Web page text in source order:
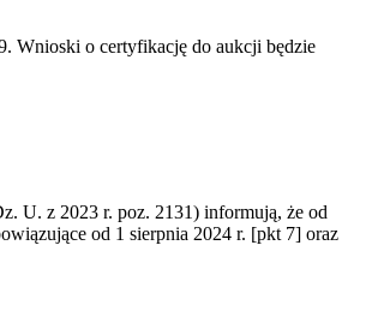
Wnioski o certyfikację do aukcji będzie
U. z 2023 r. poz. 2131) informują, że od
od 1 sierpnia 2024 r. [pkt 7] oraz